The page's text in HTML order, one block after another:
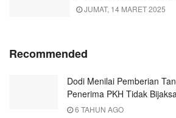
JUMAT, 14 MARET 2025
Recommended
Dodi Menilai Pemberian
Penerima PKH Tidak
6 TAHUN AGO